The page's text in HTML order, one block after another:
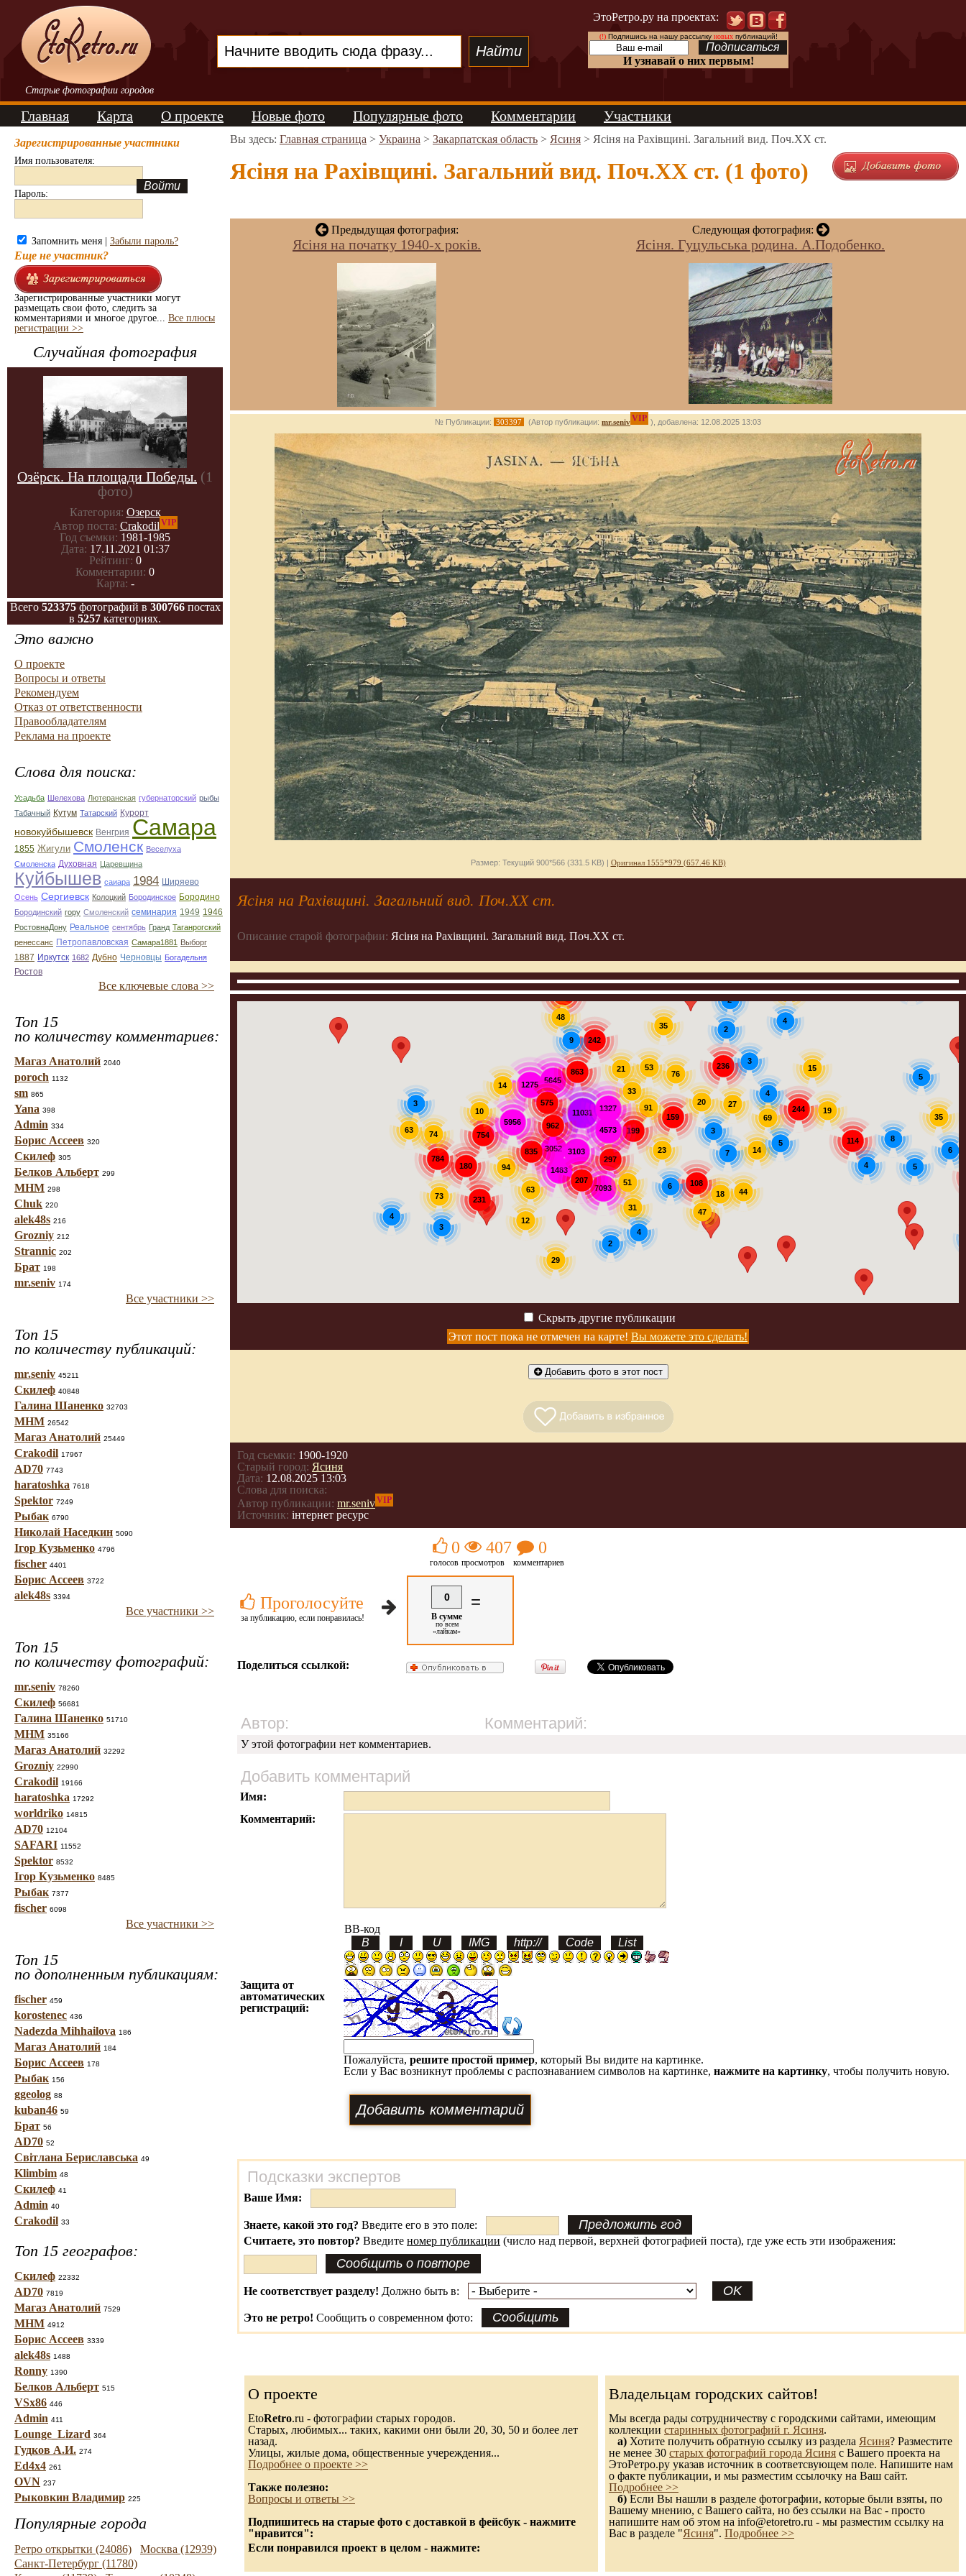
Старые фотографии городов
ЭтоРетро.ру на проектах:
(!)Подпишись на нашу рассылку новыхпубликаций!
И узнавай о них первым!
Главная Карта О проекте Новые фото Популярные фото Комментарии Участники
Зарегистрированные участники
Имя пользователя:
Пароль:
Запомнить меня | Забыли пароль?
Еще не участник?
Зарегистрированные участники могут
размещать свои фото, следить за
комментариями и многое другое... Все плюсы
регистрации >>
Случайная фотография
Озёрск. На площади Победы. (1
фото)
Категория: Озерск
Автор поста: Crakodil VIP
Год съемки: 1981-1985
Дата: 17.11.2021 01:37
Рейтинг: 0
Комментарии: 0
Карта: -
Всего 523375фотографий в 300766постах
в 5257 категориях.
Это важно
О проекте
Вопросы и ответы
Рекомендуем
Отказ от ответственности
Правообладателям
Реклама на проекте
Слова для поиска:
Усадьба Шелехова Лютеранская губернаторский рыбы
Табачный Кутум Татарский Курорт
новокуйбышевск Венгрия Самара
1855 Жигули Смоленск Веселуха
Смоленска Духовная Царевщина
Куйбышев саиара 1984 Ширяево
Осень Сергиевск Колоцкий Бородинское Бородино
Бородинский гору Смоленский семинария 1949 1946
РостовнаДону Реальное сентябрь Гранд Таганрогский
ренессанс Петропавловская Самара1881 Выборг
1887 Иркутск 1682 Дубно Черновцы Богадельня
Ростов
Все ключевые слова >>
Топ 15
по количеству комментариев:
Магаз Анатолий 2040
poroch 1132
sm 865
Yana 398
Admin 334
Борис Ассеев 320
Скилеф 305
Белков Альберт 299
МНМ 298
Chuk 220
alek48s 216
Grozniy 212
Strannic 202
Брат 198
mr.seniv 174
Все участники >>
Топ 15
по количеству публикаций:
mr.seniv 45211
Скилеф 40848
Галина Шаненко 32703
МНМ 26542
Магаз Анатолий 25449
Crakodil 17967
AD70 7743
haratoshka 7618
Spektor 7249
Рыбак 6790
Николай Наседкин 5090
Ігор Кузьменко 4796
fischer 4401
Борис Ассеев 3722
alek48s 3394
Все участники >>
Топ 15
по количеству фотографий:
mr.seniv 78260
Скилеф 56681
Галина Шаненко 51710
МНМ 35166
Магаз Анатолий 32292
Grozniy 22990
Crakodil 19166
haratoshka 17292
worldriko 14815
AD70 12104
SAFARI 11552
Spektor 8532
Ігор Кузьменко 8485
Рыбак 7377
fischer 6098
Все участники >>
Топ 15
по дополненным публикациям:
fischer 459
korostenec 436
Nadezda Mihhailova 186
Магаз Анатолий 184
Борис Ассеев 178
Рыбак 156
ggeolog 88
kuban46 59
Брат 56
AD70 52
Світлана Бериславська 49
Klimbim 48
Скилеф 41
Admin 40
Crakodil 33
Топ 15 географов:
Скилеф 22332
AD70 7819
Магаз Анатолий 7529
МНМ 4912
Борис Ассеев 3339
alek48s 1488
Ronny 1390
Белков Альберт 515
VSx86 446
Admin 411
Lounge_Lizard 364
Гудков А.И. 274
Ed4x4 261
OVN 237
Рыковкин Владимир 225
Популярные города
Ретро открытки (24086)
Москва (12939)
Санкт-Петербург (11780)
Вы здесь: Главная страница > Украина > Закарпатская область > Ясиня > Ясіня на Рахівщині. Загальний вид. Поч.ХХ ст.
Ясіня на Рахівщині. Загальний вид. Поч.ХХ ст. (1 фото)
Предыдущая фотография:
Ясіня на початку 1940-х років.
Следующая фотография:
Ясіня. Гуцульська родина. А.Подобенко.
№ Публикации: 303397 (Автор публикации: mr.senivVIP ), добавлена: 12.08.2025 13:03
Размер: Текущий 900*566 (331.5 KB) | Оригинал 1555*979 (657.46 KB)
Ясіня на Рахівщині. Загальний вид. Поч.ХХ ст.
Описание старой фотографии: Ясіня на Рахівщині. Загальний вид. Поч.ХХ ст.
1483
784
3052
94
5645
3103
11031
754
297
29
159
236
835 14
5956 962
7093
242
863
180
231
244
907
1275
1327 27
76
44
15
48
91
73
21
199
63
20
108
114
12
51
5
35
69
31
7
8
19
10
3
3
47
63
4
4
4
4573
74
23
4
575
33
53
2
6
2
18
3
14
5
207
4
5
6
9
12
2
35
3
Скрыть другие публикации
Этот пост пока не отмечен на карте! Вы можете это сделать!
Добавить фото в этот пост
Год съемки: 1900-1920
Старый город: Ясиня
Дата: 12.08.2025 13:03
Слова для поиска:
Автор публикации: mr.senivVIP
Источник: інтернет ресурс
Проголосуйте
за публикацию, если понравилась!
0
голосов
407
просмотров
0
комментариев
0
В сумме
по всем
«лайкам»
=
Поделиться ссылкой:
Автор: Комментарий:
У этой фотографии нет комментариев.
Добавить комментарий
Имя:
Комментарий:
BB-код
Защита от
автоматических
регистраций:
Пожалуйста, решите простой пример, который Вы видите на картинке.
Если у Вас возникнут проблемы с распознаванием символов на картинке, нажмите на картинку, чтобы получить новую.
Подсказки экспертов
Ваше Имя:
Знаете, какой это год? Введите его в это поле:
Считаете, это повтор? Введите номер публикации (число над первой, верхней фотографией поста), где уже есть эти изображения:
Не соответствует разделу! Должно быть в:
Это не ретро! Сообщить о современном фото:
О проекте
EtoRetro.ru - фотографии старых городов.
Старых, любимых... таких, какими они были 20, 30, 50 и более лет
назад.
Улицы, жилые дома, общественные учереждения...
Подробнее о проекте >>
Также полезно:
Вопросы и ответы >>
Подпишитесь на старые фото с доставкой в фейсбук - нажмите
"нравится":
Если понравился проект в целом - нажмите:
Владельцам городских сайтов!
Мы всегда рады сотрудничеству с городскими сайтами, имеющим
коллекции старинных фотографий г. Ясиня.
а) Хотите получить обратную ссылку из раздела Ясиня? Разместите
не менее 30 старых фотографий города Ясиня с Вашего проекта на
ЭтоРетро.ру указав источник в соответсвующем поле. Напишите нам
о факте публикации, и мы разместим ссылочку на Ваш сайт.
Подробнее >>
б) Если Вы нашли в разделе фотографии, которые были взяты, по
Вашему мнению, с Вашего сайта, но без ссылки на Вас - просто
напишите нам об этом на info@etoretro.ru - мы разместим ссылку на
Вас в разделе "Ясиня". Подробнее >>